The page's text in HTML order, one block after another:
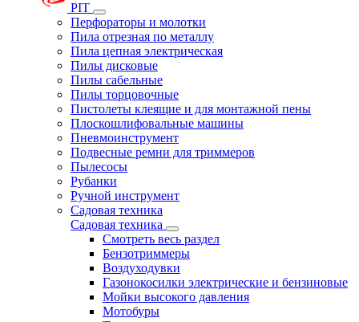
PIT
Перфораторы и молотки
Пила отрезная по металлу
Пила цепная электрическая
Пилы дисковые
Пилы сабельные
Пилы торцовочные
Пистолеты клеящие и для монтажной пены
Плоскошлифовальные машины
Пневмоинструмент
Подвесные ремни для триммеров
Пылесосы
Рубанки
Ручной инструмент
Садовая техника
Садовая техника
Смотреть весь раздел
Бензотриммеры
Воздуходувки
Газонокосилки электрические и бензиновые
Мойки высокого давления
Мотобуры